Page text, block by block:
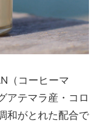
（コーヒーマ
アテマラ産・コロ
和がとれた配合で